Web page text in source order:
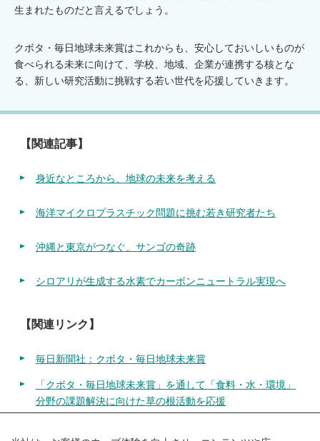
生まれたものだと言えるでしょう。
クボタ・毎日地球未来賞はこれからも、安心しておいしいものが
食べられる未来に向けて、学校、地域、企業が連携する核とな
る、新しい研究活動に挑戦する若い世代を応援していきます。
【関連記事】
身近なところから、地球の未来を考える
海洋マイクロプラスチック問題に挑む若き研究者たち
沖縄と東京がつなぐ、サンゴの奇跡
シロアリが生成する水素でカーボンニュートラル実現へ
【関連リンク】
毎日新聞社：クボタ・毎日地球未来賞
「クボタ・毎日地球未来賞」を通して「食料・水・環境」
分野の課題解決に向けた草の根活動を応援